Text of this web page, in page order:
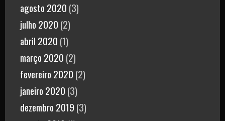
agosto 2020 (3)
julho 2020 (2)
abril 2020 (1)
março 2020 (2)
fevereiro 2020 (2)
janeiro 2020 (3)
dezembro 2019 (3)